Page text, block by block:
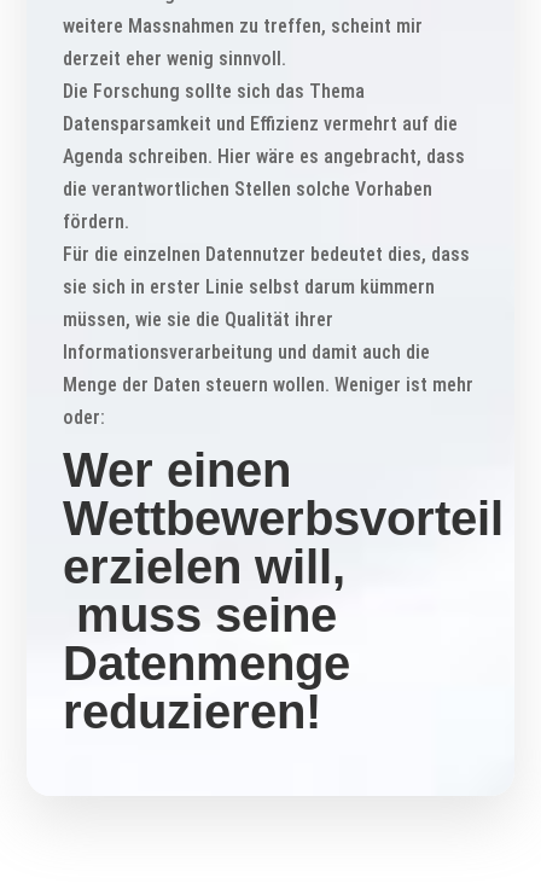
weitere Massnahmen zu treffen, scheint mir
derzeit eher wenig sinnvoll.
Die Forschung sollte sich das Thema
Datensparsamkeit und Effizienz vermehrt auf die
Agenda schreiben. Hier wäre es angebracht, dass
die verantwortlichen Stellen solche Vorhaben
fördern.
Für die einzelnen Datennutzer bedeutet dies, dass
sie sich in erster Linie selbst darum kümmern
müssen, wie sie die Qualität ihrer
Informationsverarbeitung und damit auch die
Menge der Daten steuern wollen. Weniger ist mehr
oder:
Wer einen
Wettbewerbsvorteil
erzielen will,
muss seine
Datenmenge
reduzieren!